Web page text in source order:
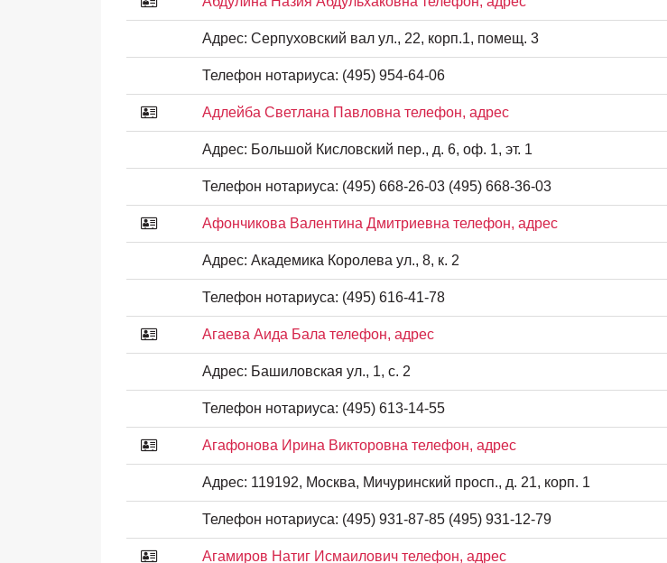
Адрес: Серпуховский вал ул., 22, корп.1, помещ. 3
Телефон нотариуса: (495) 954-64-06
Адлейба Светлана Павловна телефон, адрес
Адрес: Большой Кисловский пер., д. 6, оф. 1, эт. 1
Телефон нотариуса: (495) 668-26-03 (495) 668-36-03
Афончикова Валентина Дмитриевна телефон, адрес
Адрес: Академика Королева ул., 8, к. 2
Телефон нотариуса: (495) 616-41-78
Агаева Аида Бала телефон, адрес
Адрес: Башиловская ул., 1, с. 2
Телефон нотариуса: (495) 613-14-55
Агафонова Ирина Викторовна телефон, адрес
Адрес: 119192, Москва, Мичуринский просп., д. 21, корп. 1
Телефон нотариуса: (495) 931-87-85 (495) 931-12-79
Агамиров Натиг Исмаилович телефон, адрес